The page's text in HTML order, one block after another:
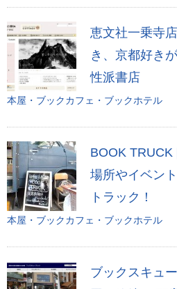
恵文社一乗寺
き、京都好き
性派書店
本屋・ブックカフェ・ブックホテル
BOOK
場所やイベン
トラック！
本屋・ブックカフェ・ブックホテル
ブックスキュ